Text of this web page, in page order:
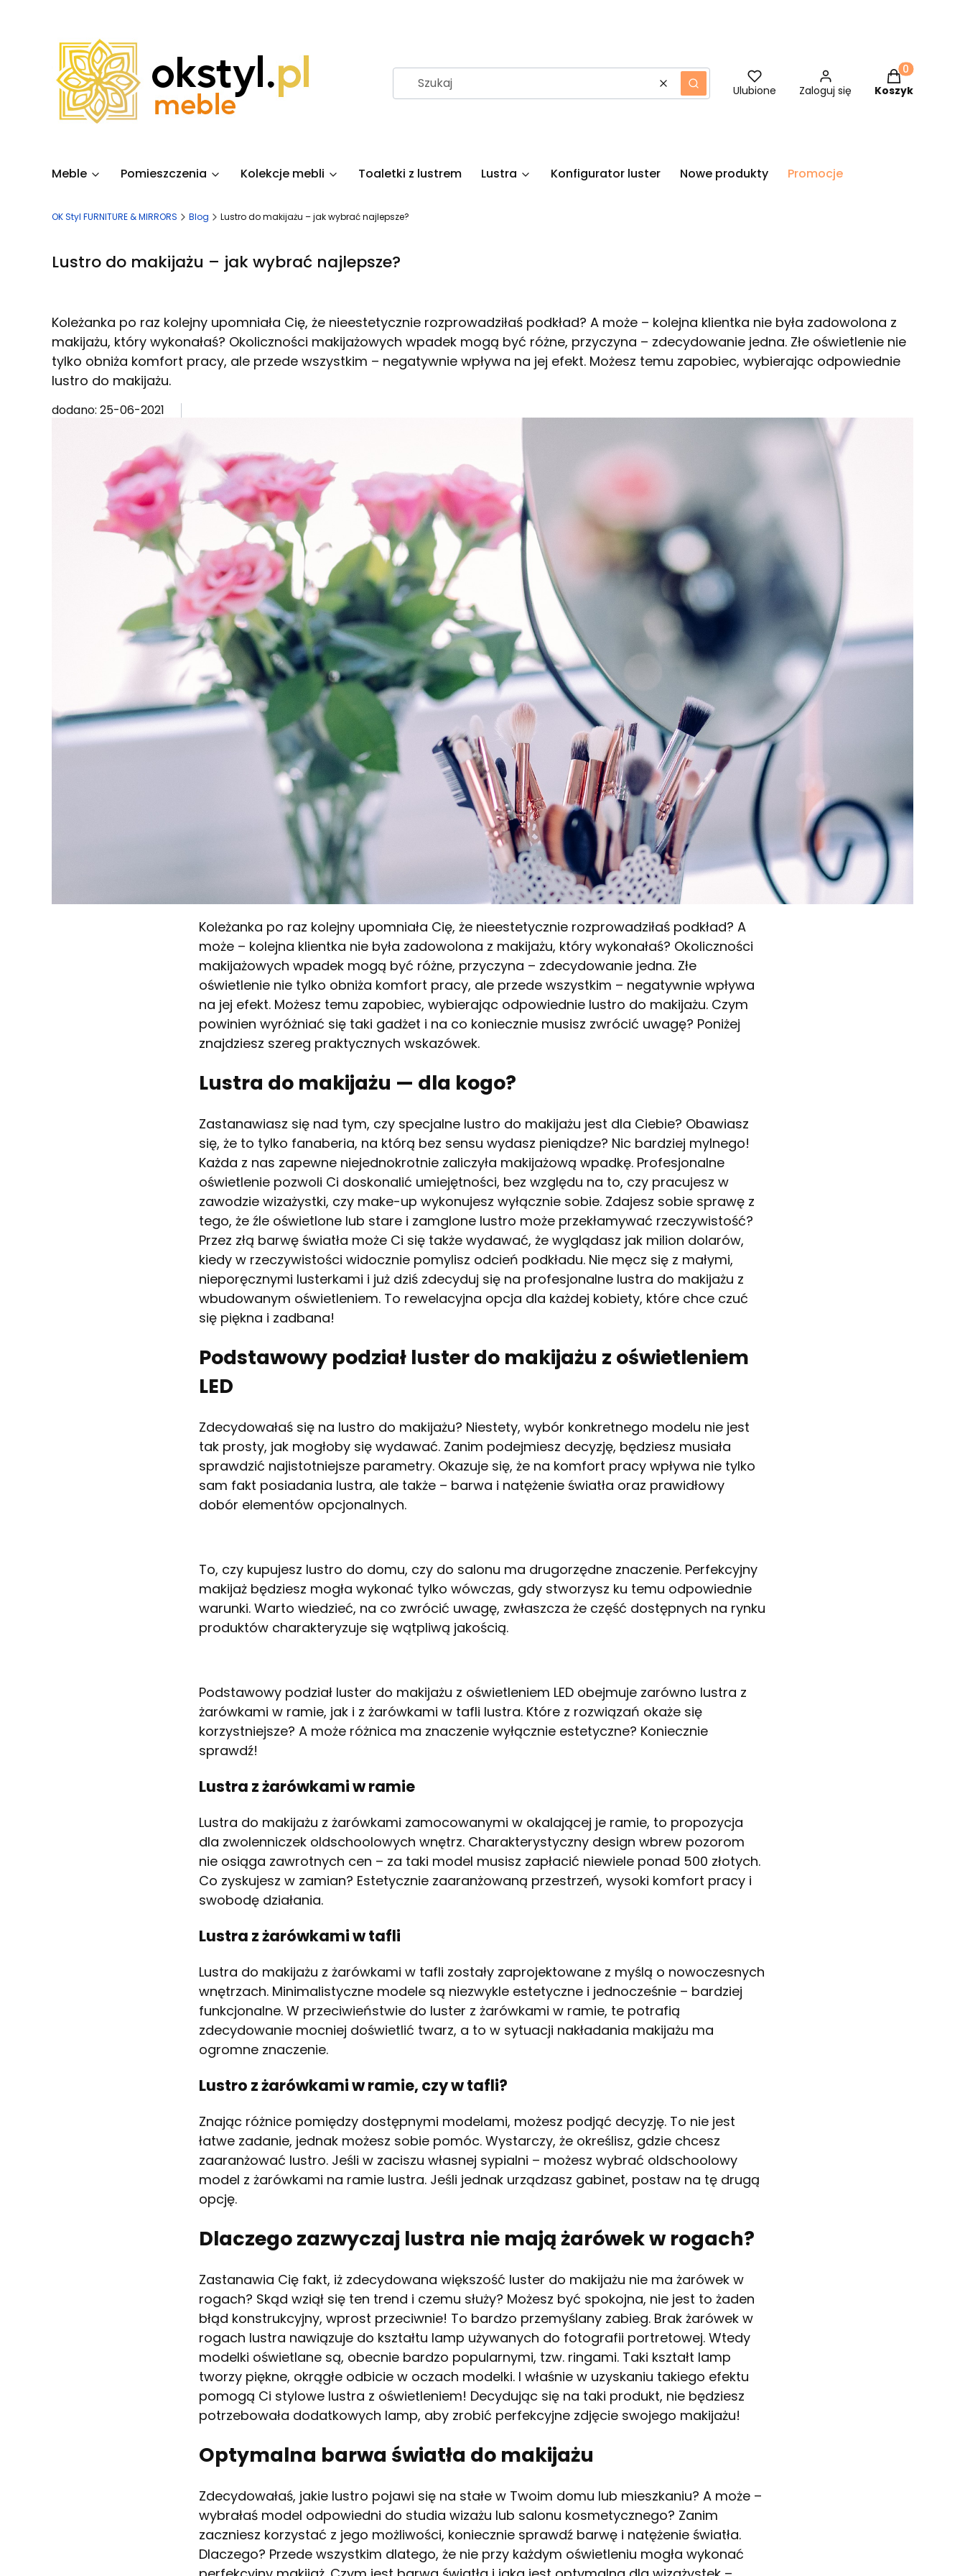
WyczyśćSzukaj Ulubione Zaloguj się
Produkty w
Koszyk
Meble Pomieszczenia Kolekcje mebli Toaletki z lustrem Lustra Konfigurator luster Nowe produkty Promocje
OK Styl FURNITURE & MIRRORS Blog Lustro do makijażu – jak wybrać najlepsze?
Lustro do makijażu – jak wybrać najlepsze?
Koleżanka po raz kolejny upomniała Cię, że nieestetycznie rozprowadziłaś podkład? A może – kolejna klientka nie była zadowolona z
makijażu, który wykonałaś? Okoliczności makijażowych wpadek mogą być różne, przyczyna – zdecydowanie jedna. Złe oświetlenie nie
tylko obniża komfort pracy, ale przede wszystkim – negatywnie wpływa na jej efekt. Możesz temu zapobiec, wybierając odpowiednie
lustro do makijażu.
dodano: 25-06-2021
Koleżanka po raz kolejny upomniała Cię, że nieestetycznie rozprowadziłaś podkład? A
może – kolejna klientka nie była zadowolona z makijażu, który wykonałaś? Okoliczności
makijażowych wpadek mogą być różne, przyczyna – zdecydowanie jedna. Złe
oświetlenie nie tylko obniża komfort pracy, ale przede wszystkim – negatywnie wpływa
na jej efekt. Możesz temu zapobiec, wybierając odpowiednie lustro do makijażu. Czym
powinien wyróżniać się taki gadżet i na co koniecznie musisz zwrócić uwagę? Poniżej
znajdziesz szereg praktycznych wskazówek.
Lustra do makijażu — dla kogo?
Zastanawiasz się nad tym, czy specjalne lustro do makijażu jest dla Ciebie? Obawiasz
się, że to tylko fanaberia, na którą bez sensu wydasz pieniądze? Nic bardziej mylnego!
Każda z nas zapewne niejednokrotnie zaliczyła makijażową wpadkę. Profesjonalne
oświetlenie pozwoli Ci doskonalić umiejętności, bez względu na to, czy pracujesz w
zawodzie wizażystki, czy make-up wykonujesz wyłącznie sobie. Zdajesz sobie sprawę z
tego, że źle oświetlone lub stare i zamglone lustro może przekłamywać rzeczywistość?
Przez złą barwę światła może Ci się także wydawać, że wyglądasz jak milion dolarów,
kiedy w rzeczywistości widocznie pomylisz odcień podkładu. Nie męcz się z małymi,
nieporęcznymi lusterkami i już dziś zdecyduj się na profesjonalne lustra do makijażu z
wbudowanym oświetleniem. To rewelacyjna opcja dla każdej kobiety, które chce czuć
się piękna i zadbana!
Podstawowy podział luster do makijażu z oświetleniem
LED
Zdecydowałaś się na lustro do makijażu? Niestety, wybór konkretnego modelu nie jest
tak prosty, jak mogłoby się wydawać. Zanim podejmiesz decyzję, będziesz musiała
sprawdzić najistotniejsze parametry. Okazuje się, że na komfort pracy wpływa nie tylko
sam fakt posiadania lustra, ale także – barwa i natężenie światła oraz prawidłowy
dobór elementów opcjonalnych.
To, czy kupujesz lustro do domu, czy do salonu ma drugorzędne znaczenie. Perfekcyjny
makijaż będziesz mogła wykonać tylko wówczas, gdy stworzysz ku temu odpowiednie
warunki. Warto wiedzieć, na co zwrócić uwagę, zwłaszcza że część dostępnych na rynku
produktów charakteryzuje się wątpliwą jakością.
Podstawowy podział luster do makijażu z oświetleniem LED obejmuje zarówno lustra z
żarówkami w ramie, jak i z żarówkami w tafli lustra. Które z rozwiązań okaże się
korzystniejsze? A może różnica ma znaczenie wyłącznie estetyczne? Koniecznie
sprawdź!
Lustra z żarówkami w ramie
Lustra do makijażu z żarówkami zamocowanymi w okalającej je ramie, to propozycja
dla zwolenniczek oldschoolowych wnętrz. Charakterystyczny design wbrew pozorom
nie osiąga zawrotnych cen – za taki model musisz zapłacić niewiele ponad 500 złotych.
Co zyskujesz w zamian? Estetycznie zaaranżowaną przestrzeń, wysoki komfort pracy i
swobodę działania.
Lustra z żarówkami w tafli
Lustra do makijażu z żarówkami w tafli zostały zaprojektowane z myślą o nowoczesnych
wnętrzach. Minimalistyczne modele są niezwykle estetyczne i jednocześnie – bardziej
funkcjonalne. W przeciwieństwie do luster z żarówkami w ramie, te potrafią
zdecydowanie mocniej doświetlić twarz, a to w sytuacji nakładania makijażu ma
ogromne znaczenie.
Lustro z żarówkami w ramie, czy w tafli?
Znając różnice pomiędzy dostępnymi modelami, możesz podjąć decyzję. To nie jest
łatwe zadanie, jednak możesz sobie pomóc. Wystarczy, że określisz, gdzie chcesz
zaaranżować lustro. Jeśli w zaciszu własnej sypialni – możesz wybrać oldschoolowy
model z żarówkami na ramie lustra. Jeśli jednak urządzasz gabinet, postaw na tę drugą
opcję.
Dlaczego zazwyczaj lustra nie mają żarówek w rogach?
Zastanawia Cię fakt, iż zdecydowana większość luster do makijażu nie ma żarówek w
rogach? Skąd wziął się ten trend i czemu służy? Możesz być spokojna, nie jest to żaden
błąd konstrukcyjny, wprost przeciwnie! To bardzo przemyślany zabieg. Brak żarówek w
rogach lustra nawiązuje do kształtu lamp używanych do fotografii portretowej. Wtedy
modelki oświetlane są, obecnie bardzo popularnymi, tzw. ringami. Taki kształt lamp
tworzy piękne, okrągłe odbicie w oczach modelki. I właśnie w uzyskaniu takiego efektu
pomogą Ci stylowe lustra z oświetleniem! Decydując się na taki produkt, nie będziesz
potrzebowała dodatkowych lamp, aby zrobić perfekcyjne zdjęcie swojego makijażu!
Optymalna barwa światła do makijażu
Zdecydowałaś, jakie lustro pojawi się na stałe w Twoim domu lub mieszkaniu? A może –
wybrałaś model odpowiedni do studia wizażu lub salonu kosmetycznego? Zanim
zaczniesz korzystać z jego możliwości, koniecznie sprawdź barwę i natężenie światła.
Dlaczego? Przede wszystkim dlatego, że nie przy każdym oświetleniu mogła wykonać